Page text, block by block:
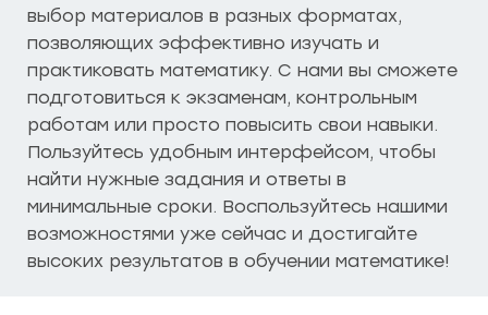
выбор материалов в разных форматах,
позволяющих эффективно изучать и
практиковать математику. С нами вы сможете
подготовиться к экзаменам, контрольным
работам или просто повысить свои навыки.
Пользуйтесь удобным интерфейсом, чтобы
найти нужные задания и ответы в
минимальные сроки. Воспользуйтесь нашими
возможностями уже сейчас и достигайте
высоких результатов в обучении математике!